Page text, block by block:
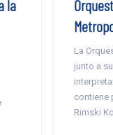
la
La
junto a
contiene
Rimski